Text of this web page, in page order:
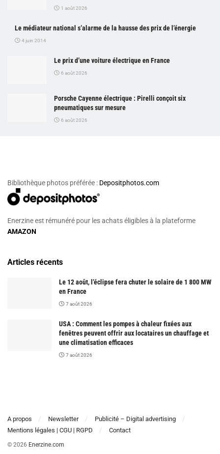
1 août 2026
Le médiateur national s’alarme de la hausse des prix de l’énergie
4 juin 2014
Le prix d’une voiture électrique en France
6 août 2026
Porsche Cayenne électrique : Pirelli conçoit six
pneumatiques sur mesure
6 août 2026
Bibliothèque photos préférée : Depositphotos.com
Enerzine est rémunéré pour les achats éligibles à la plateforme
AMAZON
Articles récents
Le 12 août, l’éclipse fera chuter le solaire de 1 800 MW
en France
7 août 2026
USA : Comment les pompes à chaleur fixées aux
fenêtres peuvent offrir aux locataires un chauffage et
une climatisation efficaces
7 août 2026
A propos Newsletter
Publicité – Digital advertising
Mentions légales | CGU | RGPD
Contact
© 2026 Enerzine.com